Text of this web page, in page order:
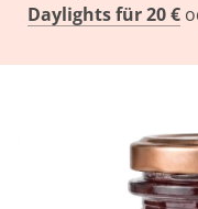
Daylights für 20 €